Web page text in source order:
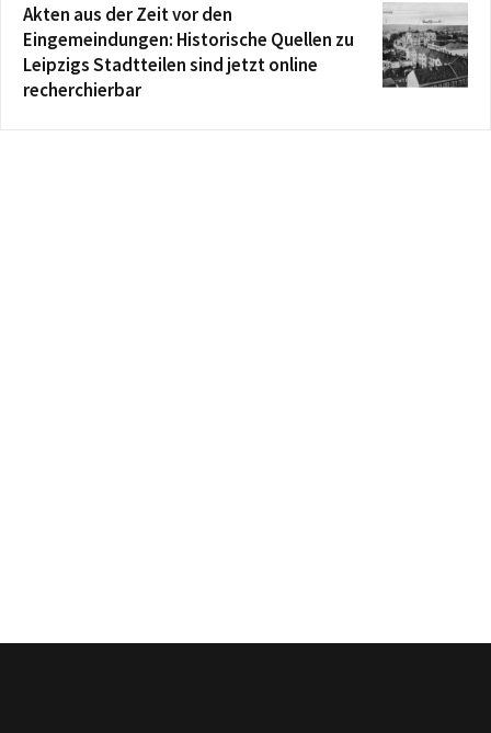
Akten aus der Zeit vor den
Eingemeindungen: Historische Quellen zu
Leipzigs Stadtteilen sind jetzt online
recherchierbar